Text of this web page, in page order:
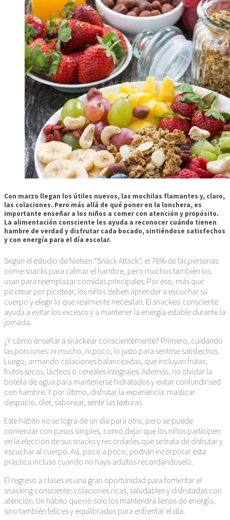
Con marzo llegan los útiles nuevos, las mochilas flamantes y, claro,
las colaciones. Pero más allá de qué poner en la lonchera, es
importante enseñar a los niños a comer con atención y propósito.
La alimentación consciente les ayuda a reconocer cuándo tienen
hambre de verdad y disfrutar cada bocado, sintiéndose satisfechos
y con energía para el día escolar.
Según el estudio de Nielsen “Snack Attack”, el 76% de las personas
come snacks para calmar el hambre, pero muchos también los
usan para reemplazar comidas principales. Por eso, más que
picotear por picotear, los niños deben aprender a escuchar su
cuerpo y elegir lo que realmente necesitan. El snackeo consciente
ayuda a evitar los excesos y a mantener la energía estable durante la
jornada.
¿Y cómo enseñar a snackear conscientemente? Primero, cuidando
las porciones: ni mucho, ni poco, lo justo para sentirse satisfechos.
Luego, armando colaciones balanceadas, que incluyan frutas,
frutos secos, lácteos o cereales integrales. Además, no olvidar la
botella de agua para mantenerse hidratados y evitar confundir sed
con hambre. Y por último, disfrutar la experiencia: masticar
despacio, oler, saborear, sentir las texturas.
Este hábito no se logra de un día para otro, pero se puede
comenzar con pasos simples, como dejar que los niños participen
en la elección de sus snacks y recordarles que se trata de disfrutar y
escuchar al cuerpo. Así, poco a poco, podrán incorporar esta
práctica incluso cuando no haya adultos recordándoselo.
El regreso a clases es una gran oportunidad para fomentar el
snacking consciente: colaciones ricas, saludables y disfrutadas con
atención. Un hábito que no solo los mantendrá llenos de energía,
sino también felices y equilibrados para enfrentar el día.